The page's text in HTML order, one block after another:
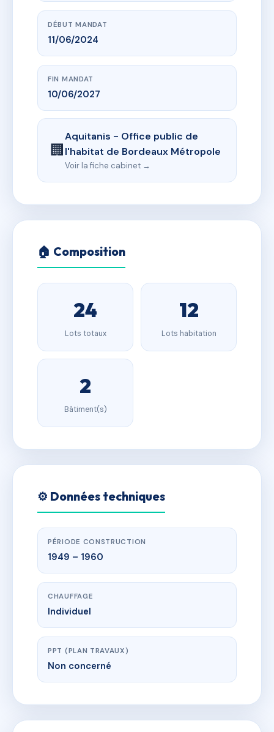
DÉBUT MANDAT
11/06/2024
FIN MANDAT
10/06/2027
🏢
Aquitanis - Office public de
l'habitat de Bordeaux Métropole
Voir la fiche cabinet →
🏠 Composition
24
Lots totaux
12
Lots habitation
2
Bâtiment(s)
⚙️ Données techniques
PÉRIODE CONSTRUCTION
1949 – 1960
CHAUFFAGE
Individuel
PPT (PLAN TRAVAUX)
Non concerné